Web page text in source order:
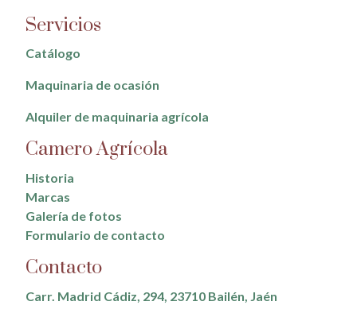
Servicios
Catálogo
Maquinaria de ocasión
Alquiler de maquinaria agrícola
Camero Agrícola
Historia
Marcas
Galería de fotos
Formulario de contacto
Contacto
Carr. Madrid Cádiz, 294, 23710 Bailén, Jaén